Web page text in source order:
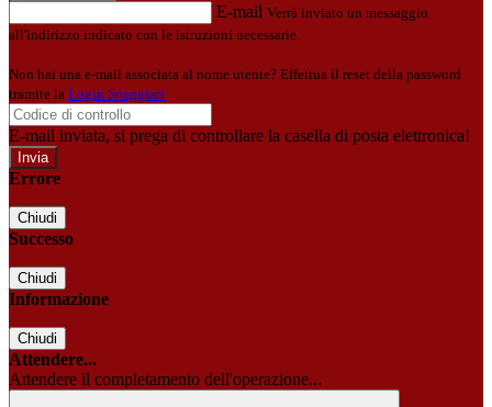
E-mail Verrà inviato un messaggio
all'indirizzo indicato con le istruzioni necessarie.
Non hai una e-mail associata al nome utente? Effettua il reset della password
tramite la Login Spaggiari
E-mail inviata, si prega di controllare la casella di posta elettronica!
Errore
Chiudi
Successo
Chiudi
Informazione
Chiudi
Attendere...
Attendere il completamento dell'operazione...